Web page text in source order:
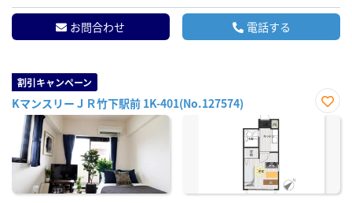
お問合わせ 電話する
割引キャンペーン
KマンスリーＪＲ竹下駅前 1K-401(No.127574)
お気